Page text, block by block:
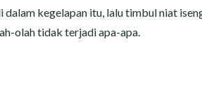
kegelapan itu, lalu timbul niat
olah tidak terjadi apa-apa.